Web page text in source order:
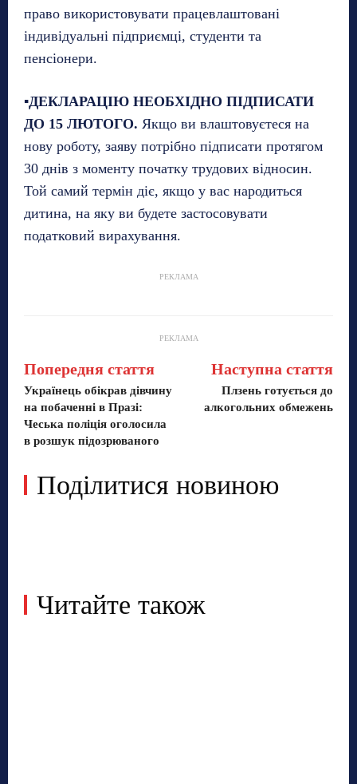
право використовувати працевлаштовані
індивідуальні підприємці, студенти та
пенсіонери.
▪️ДЕКЛАРАЦІЮ НЕОБХІДНО ПІДПИСАТИ
ДО 15 ЛЮТОГО. Якщо ви влаштовуєтеся на
нову роботу, заяву потрібно підписати протягом
30 днів з моменту початку трудових відносин.
Той самий термін діє, якщо у вас народиться
дитина, на яку ви будете застосовувати
податковий вирахування.
РЕКЛАМА
РЕКЛАМА
Попередня стаття
Українець обікрав дівчину
на побаченні в Празі:
Чеська поліція оголосила
в розшук підозрюваного
Наступна стаття
Плзень готується до
алкогольних обмежень
Поділитися новиною
Читайте також